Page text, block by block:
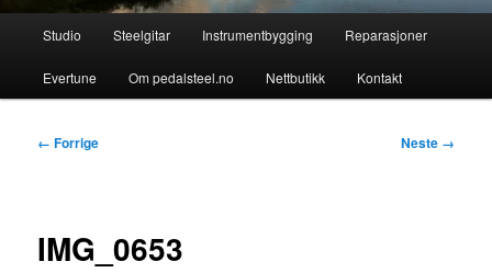
Studio Steelgitar Instrumentbygging Reparasjoner
Evertune Om pedalsteel.no Nettbutikk Kontakt
Bildenavigasjon
← Forrige Neste →
IMG_0653